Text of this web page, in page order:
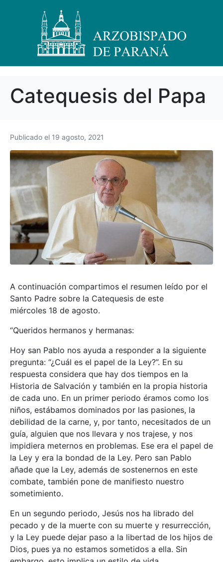
Catequesis del Papa
Publicado el 19 agosto, 2021
A continuación compartimos el resumen leído por el
Santo Padre sobre la Catequesis de este
miércoles 18 de agosto.
“Queridos hermanos y hermanas:
Hoy san Pablo nos ayuda a responder a la siguiente
pregunta: “¿Cuál es el papel de la Ley?”. En su
respuesta considera que hay dos tiempos en la
Historia de Salvación y también en la propia historia
de cada uno. En un primer periodo éramos como los
niños, estábamos dominados por las pasiones, la
debilidad de la carne, y, por tanto, necesitados de un
guía, alguien que nos llevara y nos trajese, y nos
impidiera meternos en problemas. Ese era el papel de
la Ley y era la bondad de la Ley. Pero san Pablo
añade que la Ley, además de sostenernos en este
combate, también pone de manifiesto nuestro
sometimiento.
En un segundo periodo, Jesús nos ha librado del
pecado y de la muerte con su muerte y resurrección,
y la Ley puede dejar paso a la libertad de los hijos de
Dios, pues ya no estamos sometidos a ella. Sin